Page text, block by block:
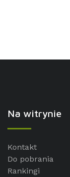
Na witrynie
Kontakt
Do pobrania
Rankingi